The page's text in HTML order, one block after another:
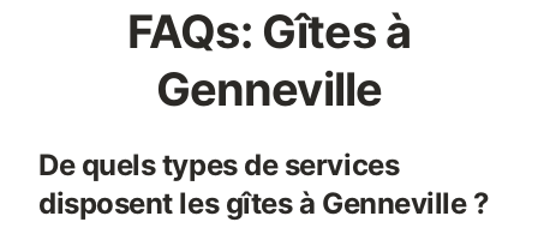
FAQs: Gîtes à
Genneville
De quels types de services
disposent les gîtes à Genneville ?